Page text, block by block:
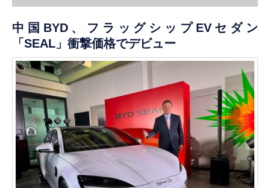
中国BYD、フラッグシップEVセダン
「SEAL」衝撃価格でデビュー